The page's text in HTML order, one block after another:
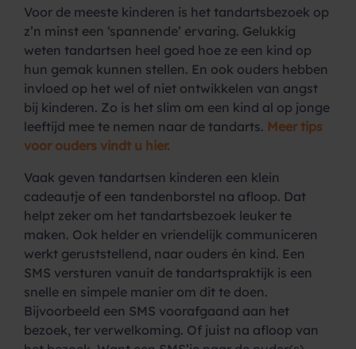
Voor de meeste kinderen is het tandartsbezoek op
z’n minst een ‘spannende’ ervaring. Gelukkig
weten tandartsen heel goed hoe ze een kind op
hun gemak kunnen stellen. En ook ouders hebben
invloed op het wel of niet ontwikkelen van angst
bij kinderen. Zo is het slim om een kind al op jonge
leeftijd mee te nemen naar de tandarts. Meer tips
voor ouders vindt u hier.
Vaak geven tandartsen kinderen een klein
cadeautje of een tandenborstel na afloop. Dat
helpt zeker om het tandartsbezoek leuker te
maken. Ook helder en vriendelijk communiceren
werkt geruststellend, naar ouders én kind. Een
SMS versturen vanuit de tandartspraktijk is een
snelle en simpele manier om dit te doen.
Bijvoorbeeld een SMS voorafgaand aan het
bezoek, ter verwelkoming. Of juist na afloop van